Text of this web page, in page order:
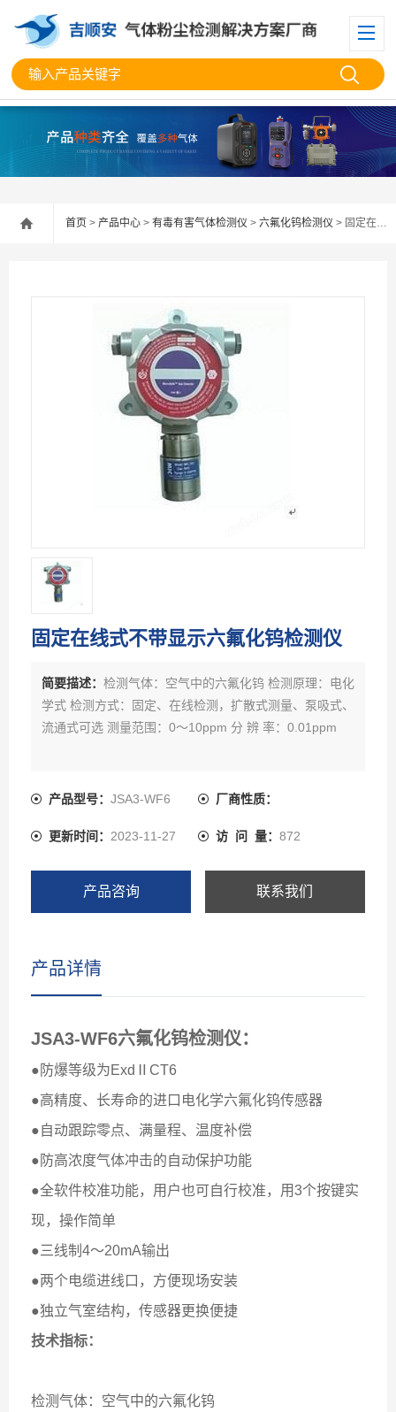
首页 > 产品中心 > 有毒有害气体检测仪 > 六氟化钨检测仪 > 固定在线式不带显示六氟化钨检测仪
固定在线式不带显示六氟化钨检测仪
简要描述： 检测气体：空气中的六氟化钨 检测原理：电化
学式 检测方式：固定、在线检测，扩散式测量、泵吸式、
流通式可选 测量范围：0～10ppm 分 辨 率：0.01ppm
产品型号： JSA3-WF6 厂商性质：
更新时间： 2023-11-27 访 问 量： 872
产品咨询 联系我们
产品详情
JSA3-WF6六氟化钨检测仪：
●防爆等级为ExdⅡCT6
●高精度、长寿命的进口电化学六氟化钨传感器
●自动跟踪零点、满量程、温度补偿
●防高浓度气体冲击的自动保护功能
●全软件校准功能，用户也可自行校准，用3个按键实
现，操作简单
●三线制4～20mA输出
●两个电缆进线口，方便现场安装
●独立气室结构，传感器更换便捷
技术指标：
检测气体：空气中的六氟化钨